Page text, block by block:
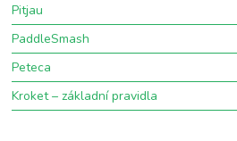
Pitjau
PaddleSmash
Peteca
Kroket – základní pravidla